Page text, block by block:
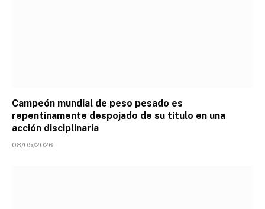
Campeón mundial de peso pesado es
repentinamente despojado de su título en una
acción disciplinaria
08/05/2026